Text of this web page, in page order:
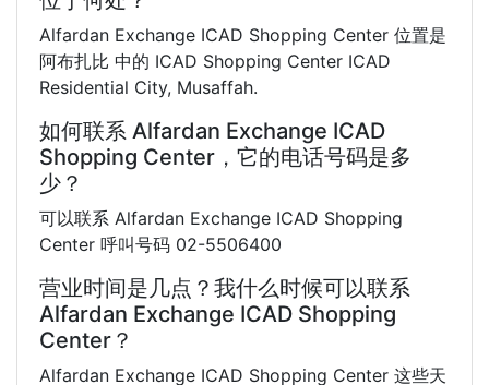
Alfardan Exchange ICAD Shopping Center 位置是
阿布扎比 中的 ICAD Shopping Center ICAD
Residential City, Musaffah.
如何联系 Alfardan Exchange ICAD
Shopping Center，它的电话号码是多
少？
可以联系 Alfardan Exchange ICAD Shopping
Center 呼叫号码 02-5506400
营业时间是几点？我什么时候可以联系
Alfardan Exchange ICAD Shopping
Center？
Alfardan Exchange ICAD Shopping Center 这些天